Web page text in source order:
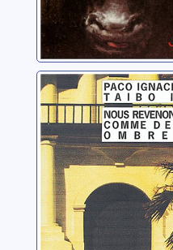
Nous revenons
comme des
ombres
Taibo, Paco Ignacio